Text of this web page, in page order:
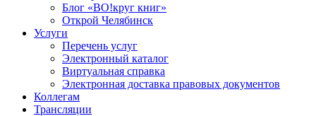
Блог «ВО!круг книг»
Открой Челябинск
Услуги
Перечень услуг
Электронный каталог
Виртуальная справка
Электронная доставка правовых документов
Коллегам
Трансляции